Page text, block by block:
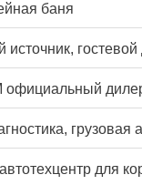
баня
гостевой
грузовая
для